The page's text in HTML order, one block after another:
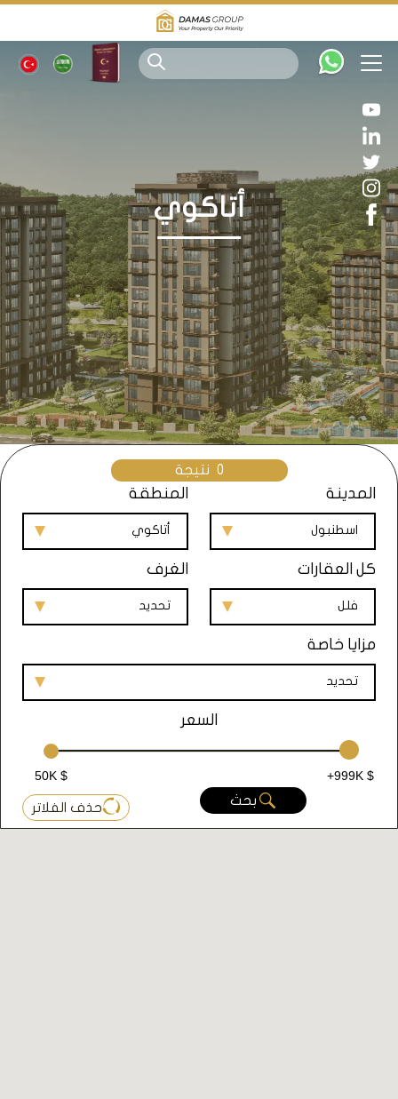
أتاكوي
0 نتيجة
المدينة
اسطنبول
المنطقة
أتاكوي
كل العقارات
فلل
الغرف
تحديد
مزايا خاصة
تحديد
السعر
50K $
+999K $
بحث
حذف الفلاتر